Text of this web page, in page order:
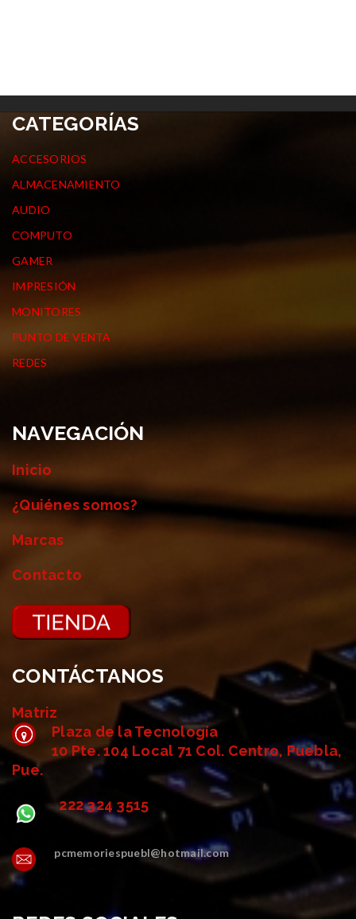
CATEGORÍAS
ACCESORIOS
ALMACENAMIENTO
AUDIO
COMPUTO
GAMER
IMPRESIÓN
MONITORES
PUNTO DE VENTA
REDES
NAVEGACIÓN
Inicio
¿Quiénes somos?
Marcas
Contacto
CONTÁCTANOS
Matriz
Plaza de la Tecnología
10 Pte. 104 Local 71 Col. Centro, Puebla,
Pue.
222 324 3515
pcmemoriespuebl@hotmail.com